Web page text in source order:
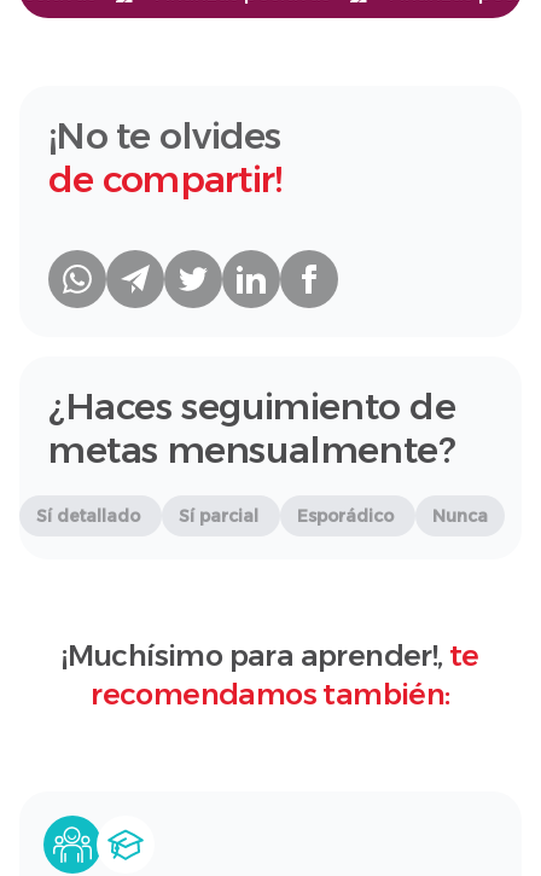
¡No te olvides
de compartir!
¿Haces seguimiento de
metas mensualmente?
Sí detallado Sí parcial Esporádico Nunca
¡Muchísimo para aprender!, te
recomendamos también: